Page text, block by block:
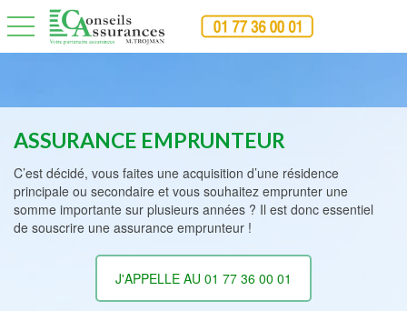
toggle navigation
ASSURANCE EMPRUNTEUR
C’est décidé, vous faites une acquisition d’une résidence
principale ou secondaire et vous souhaitez emprunter une
somme importante sur plusieurs années ? Il est donc essentiel
de souscrire une assurance emprunteur !
J'APPELLE AU 01 77 36 00 01